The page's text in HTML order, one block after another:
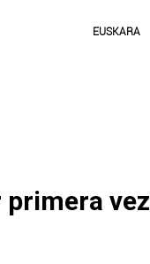
EUSKARA
primera vez